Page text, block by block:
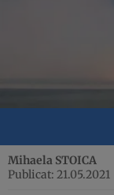
Mihaela STOICA
Publicat: 21.05.2021